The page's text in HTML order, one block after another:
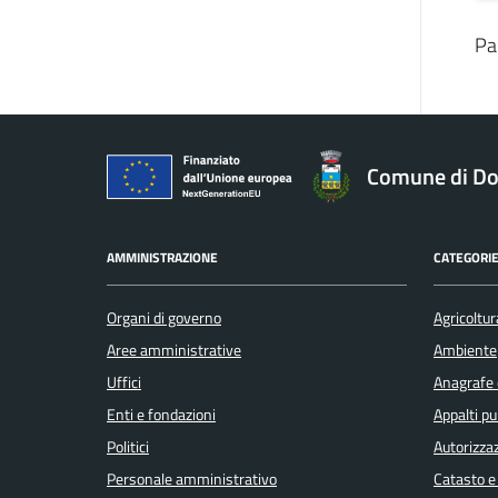
Comune di
AMMINISTRAZIONE
Organi di governo
Aree amministrative
Uffici
Enti e fondazioni
Politici
Personale amministrativo
Ambiente
Appalti
Catasto